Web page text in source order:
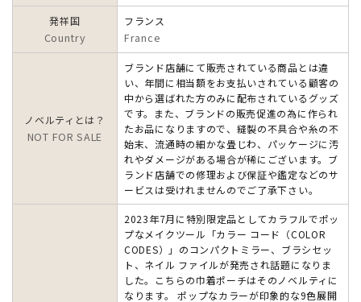
発祥国
Country
フランス
France
ノベルティとは？
NOT FOR SALE
ブランド店舗にて販売されている商品とは違
い、年間に相当額をお支払いされている顧客の
中から選ばれた方のみに配布されているグッズ
です。また、ブランドの販売促進の為に作られ
たお品になりますので、縫製の不具合や糸の不
始末、流通時の細かな畳じわ、パッケージに汚
れやダメージがある場合が稀にございます。ブ
ランド店舗での修理および保証や鑑定などのサ
ービスは受けれませんのでご了承下さい。
2023年7月に特別限定品としてカラフルでポッ
プなメイクツール「カラー コード（COLOR
CODES）」のコンパクトミラー、ブラシセッ
ト、ネイル ファイルが発売され話題になりま
した。こちらの巾着ポーチはそのノベルティに
なります。 ポップなカラーが印象的な9色展開